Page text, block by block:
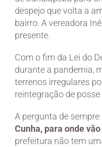
despejo que volta a
bairro. A vereadora
presente.
Com o fim da Lei do
durante a pandemia,
terrenos irregulares
reintegração de
A pergunta de
Cunha, para onde
prefeitura não tem